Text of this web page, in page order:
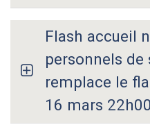
Flash accueil
personnels de
remplace le
16 mars 22h00